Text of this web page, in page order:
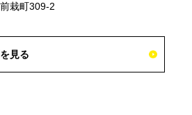
栽町309-2
見る